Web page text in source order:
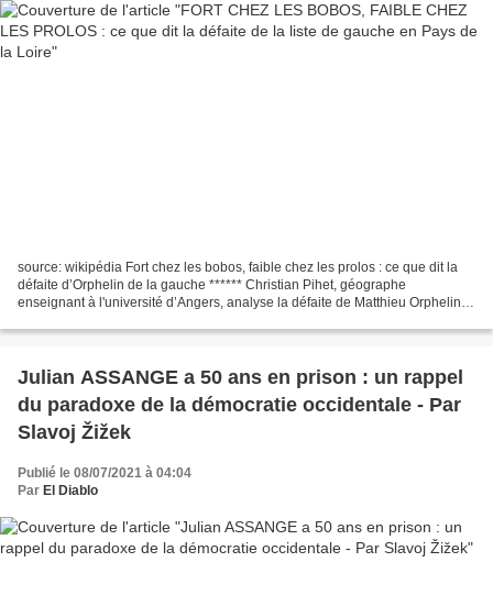
source: wikipédia Fort chez les bobos, faible chez les prolos : ce que dit la
défaite d’Orphelin de la gauche ****** Christian Pihet, géographe
enseignant à l'université d’Angers, analyse la défaite de Matthieu Orphelin,
Julian ASSANGE a 50 ans en prison : un rappel
du paradoxe de la démocratie occidentale - Par
Slavoj Žižek
Publié le 08/07/2021 à 04:04
Par El Diablo